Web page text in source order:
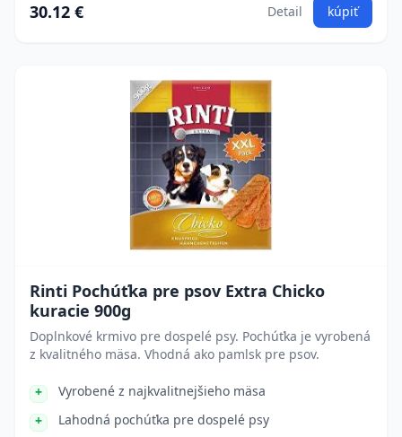
30.12 € Detail kúpiť
Rinti Pochúťka pre psov Extra Chicko
kuracie 900g
Doplnkové krmivo pre dospelé psy. Pochúťka je vyrobená
z kvalitného mäsa. Vhodná ako pamlsk pre psov.
Vyrobené z najkvalitnejšieho mäsa
Lahodná pochúťka pre dospelé psy